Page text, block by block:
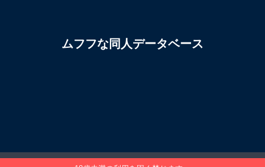
ムフフな同人データベース